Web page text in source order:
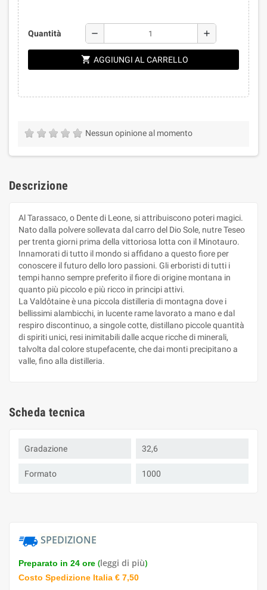
Quantità remove add
shopping_cart AGGIUNGI AL CARRELLO
Nessun opinione al momento
Descrizione
Al Tarassaco, o Dente di Leone, si attribuiscono poteri magici.
Nato dalla polvere sollevata dal carro del Dio Sole, nutre Teseo
per trenta giorni prima della vittoriosa lotta con il Minotauro.
Innamorati di tutto il mondo si affidano a questo fiore per
conoscere il futuro dello loro passioni. Gli erboristi di tutti i
tempi hanno sempre preferito il fiore di origine montana in
quanto più piccolo e più ricco in principi attivi.
La Valdôtaine è una piccola distilleria di montagna dove i
bellissimi alambicchi, in lucente rame lavorato a mano e dal
respiro discontinuo, a singole cotte, distillano piccole quantità
di spiriti unici, resi inimitabili dalle acque ricche di minerali,
talvolta dal colore stupefacente, che dai monti precipitano a
valle, fino alla distilleria.
Scheda tecnica
Gradazione 32,6
Formato 1000
SPEDIZIONE
Preparato in 24 ore (leggi di più)
Costo Spedizione Italia € 7,50